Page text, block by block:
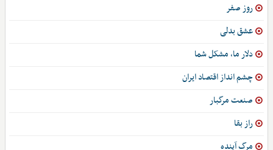
روز صفر
عشق بدلی
دلار ما، مشکل شما
چشم انداز اقتصاد ایران
صنعت مرگبار
راز بقا
مرگ آینده